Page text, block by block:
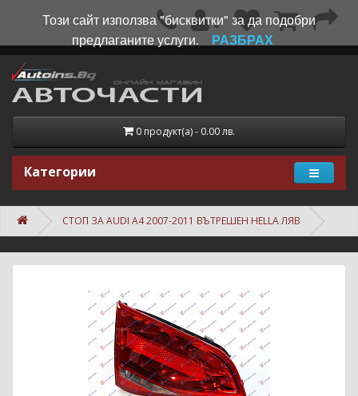
0 продукт(а) - 0.00 лв.
Категории
СТОП ЗА AUDI A4 2007-2011 ВЪТРЕШЕН HELLA ЛЯВ
Този сайт използва "бисквитки" за да подобри
предлаганите услуги.
РАЗБРАХ